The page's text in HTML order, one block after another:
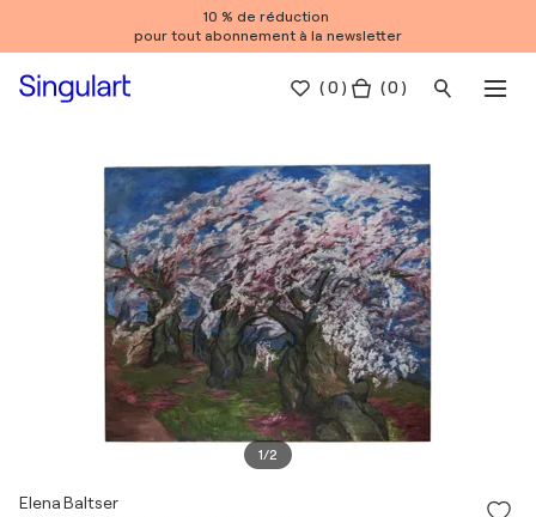
10 % de réduction
pour tout abonnement à la newsletter
(0 ) ( 0 )
1/2
Elena Baltser